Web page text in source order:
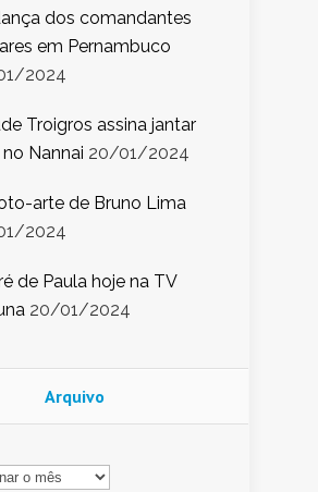
dos comandantes
em Pernambuco
2024
Troigros assina jantar
no Nannai 20/01/2024
arte de Bruno Lima
2024
de Paula hoje na TV
20/01/2024
Arquivo